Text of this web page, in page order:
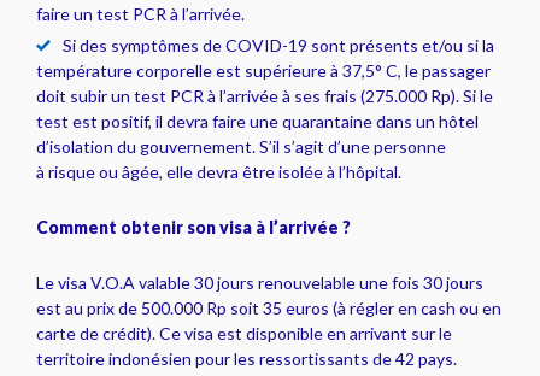
faire un test PCR à l’arrivée.
Si des symptômes de COVID-19 sont présents et/ou si la
température corporelle est supérieure à 37,5° C, le passager
doit subir un test PCR à l’arrivée à ses frais (275.000 Rp). Si le
test est positif, il devra faire une quarantaine dans un hôtel
d’isolation du gouvernement. S’il s’agit d’une personne
à risque ou âgée, elle devra être isolée à l’hôpital.
Comment obtenir son visa à l’arrivée ?
Le visa V.O.A valable 30 jours renouvelable une fois 30 jours
est au prix de 500.000 Rp soit 35 euros (à régler en cash ou en
carte de crédit). Ce visa est disponible en arrivant sur le
territoire indonésien pour les ressortissants de 42 pays.